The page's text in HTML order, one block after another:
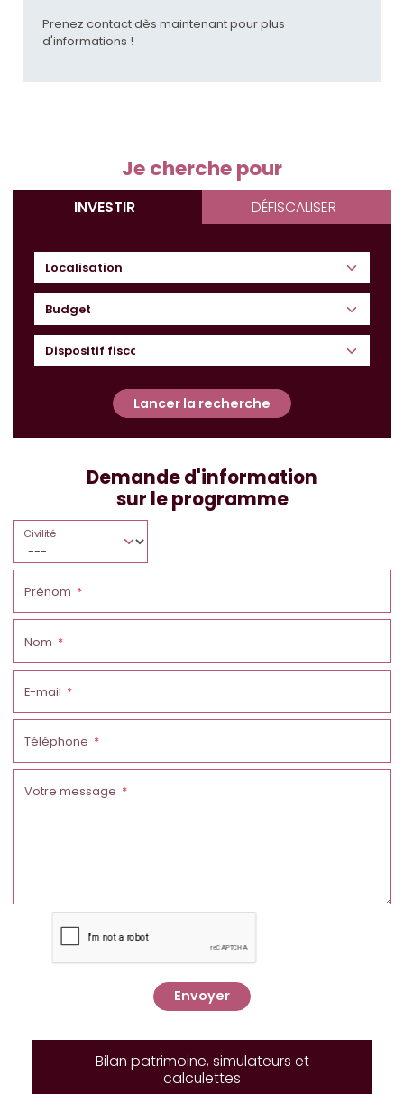
Prenez contact dès maintenant pour plus
d'informations !
Je cherche pour
INVESTIR DÉFISCALISER
Budget
Lancer la recherche
Demande d'information
sur le programme
Civilité
Prénom
Nom
E-mail
Téléphone
Votre message
Envoyer
Bilan patrimoine, simulateurs et
calculettes